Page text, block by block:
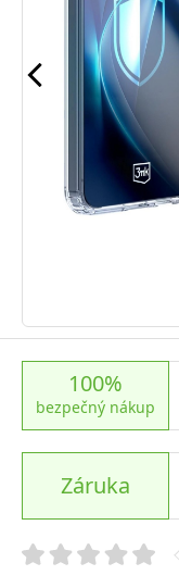
100%
bezpečný nákup
Záruka